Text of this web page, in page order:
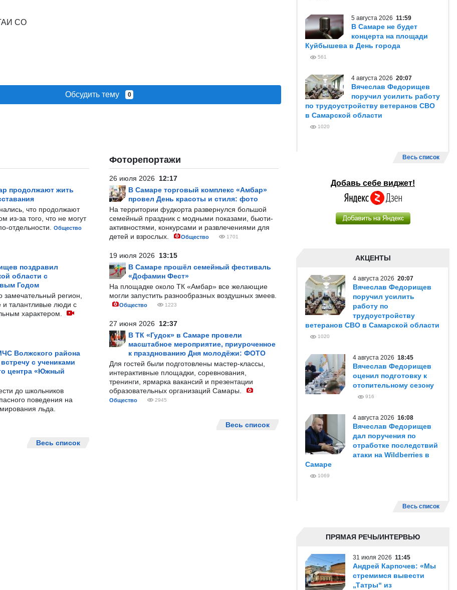
СО
Обсудить тему 0
продолжают жить
что продолжают
из-за того, что не могут
отдельности.
Общество
поздравил
области с
Годом
замечательный регион,
и талантливые люди с
характером.
Волжского района
с учениками
центра «Южный
до школьников
поведения на
льда.
Весь список
Фоторепортажи
26 июля 2026 12:17
В Самаре торговый комплекс «Амбар»
провел День красоты и стиля: фото
На территории фудкорта развернулся большой
семейный праздник с модными показами, бьюти-
активностями, конкурсами и развлечениями для
детей и взрослых.
Общество 1701
19 июля 2026 13:15
В Самаре прошёл семейный фестиваль
«Дофамин Фест»
На площадке около ТК «Амбар» все желающие
могли запустить разнообразных воздушных змеев.
Общество 1223
27 июня 2026 12:37
В ТК «Гудок» в Самаре провели
масштабное мероприятие, приуроченное
к празднованию Дня молодёжи: ФОТО
Для гостей были подготовлены мастер-классы,
интерактивные площадки, соревнования,
тренинги, ярмарка вакансий и презентации
образовательных организаций Самары.
Общество 2945
Весь список
5 августа 2026 11:59
В Самаре не будет
концерта на площади
Куйбышева в День города
561
4 августа 2026 20:07
Вячеслав Федорищев
поручил усилить работу
по трудоустройству ветеранов СВО
в Самарской области
1020
Весь список
Добавь себе виджет!
АКЦЕНТЫ
4 августа 2026 20:07
Вячеслав Федорищев
поручил усилить
работу по
трудоустройству
ветеранов СВО в Самарской области
1020
4 августа 2026 18:45
Вячеслав Федорищев
оценил подготовку к
отопительному сезону
916
4 августа 2026 16:08
Вячеслав Федорищев
дал поручения по
отработке последствий
атаки на Wildberries в
Самаре
1069
Весь список
ПРЯМАЯ РЕЧЬ/ИНТЕРВЬЮ
31 июля 2026 11:45
Андрей Карпочев: «Мы
стремимся вывести
„Татры“ из